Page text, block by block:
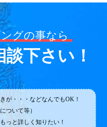
グの事なら
下さい！
が・・・などなんでもOK！
ついて等）
っと詳しく知りたい！